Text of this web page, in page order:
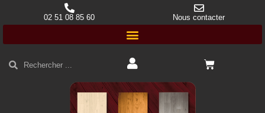
02 51 08 85 60 Nous contacter